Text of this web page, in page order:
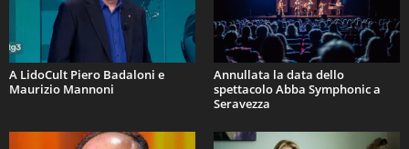
A LidoCult Piero Badaloni e
Maurizio Mannoni
Annullata la data dello
spettacolo Abba Symphonic a
Seravezza